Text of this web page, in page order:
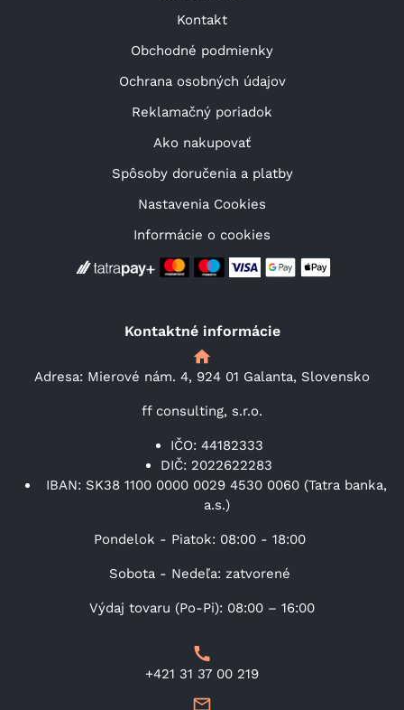
Kontakt
Obchodné podmienky
Ochrana osobných údajov
Reklamačný poriadok
Ako nakupovať
Spôsoby doručenia a platby
Nastavenia Cookies
Informácie o cookies
Kontaktné informácie
Adresa: Mierové nám. 4, 924 01 Galanta, Slovensko
ff consulting, s.r.o.
IČO: 44182333
DIČ: 2022622283
IBAN: SK38 1100 0000 0029 4530 0060 (Tatra banka,
a.s.)
Pondelok - Piatok: 08:00 - 18:00
Sobota - Nedeľa: zatvorené
Výdaj tovaru (Po-Pi): 08:00 – 16:00
+421 31 37 00 219